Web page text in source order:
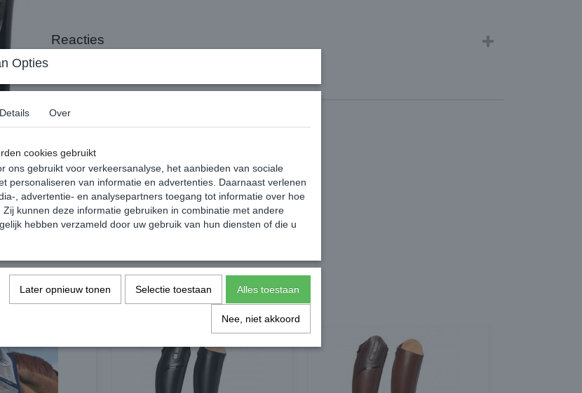
Reacties
Opties
Details Over
cookies gebruikt
ons gebruikt voor verkeersanalyse, het aanbieden van sociale
personaliseren van informatie en advertenties. Daarnaast verlenen
, advertentie- en analysepartners toegang tot informatie over hoe
Zij kunnen deze informatie gebruiken in combinatie met andere
hebben verzameld door uw gebruik van hun diensten of die u
Later opnieuw tonen Selectie toestaan Alles toestaan
Nee, niet akkoord